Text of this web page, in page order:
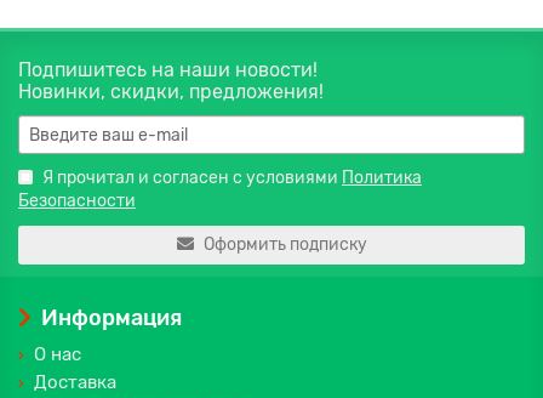
Подпишитесь на наши новости!
Новинки, скидки, предложения!
Я прочитал и согласен с условиями Политика
Безопасности
Оформить подписку
Информация
О нас
Доставка